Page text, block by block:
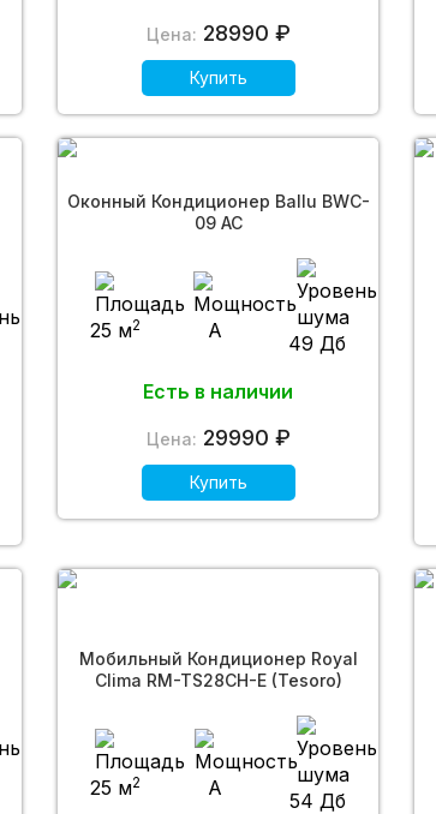
Цена: 28990 ₽
Купить
Оконный Кондиционер Ballu BWC-
09 AC
25 м2 A
49 Дб
Есть в наличии
Цена: 29990 ₽
Купить
Мобильный Кондиционер Royal
Clima RM-TS28CH-E (Tesoro)
25 м2 A
54 Дб